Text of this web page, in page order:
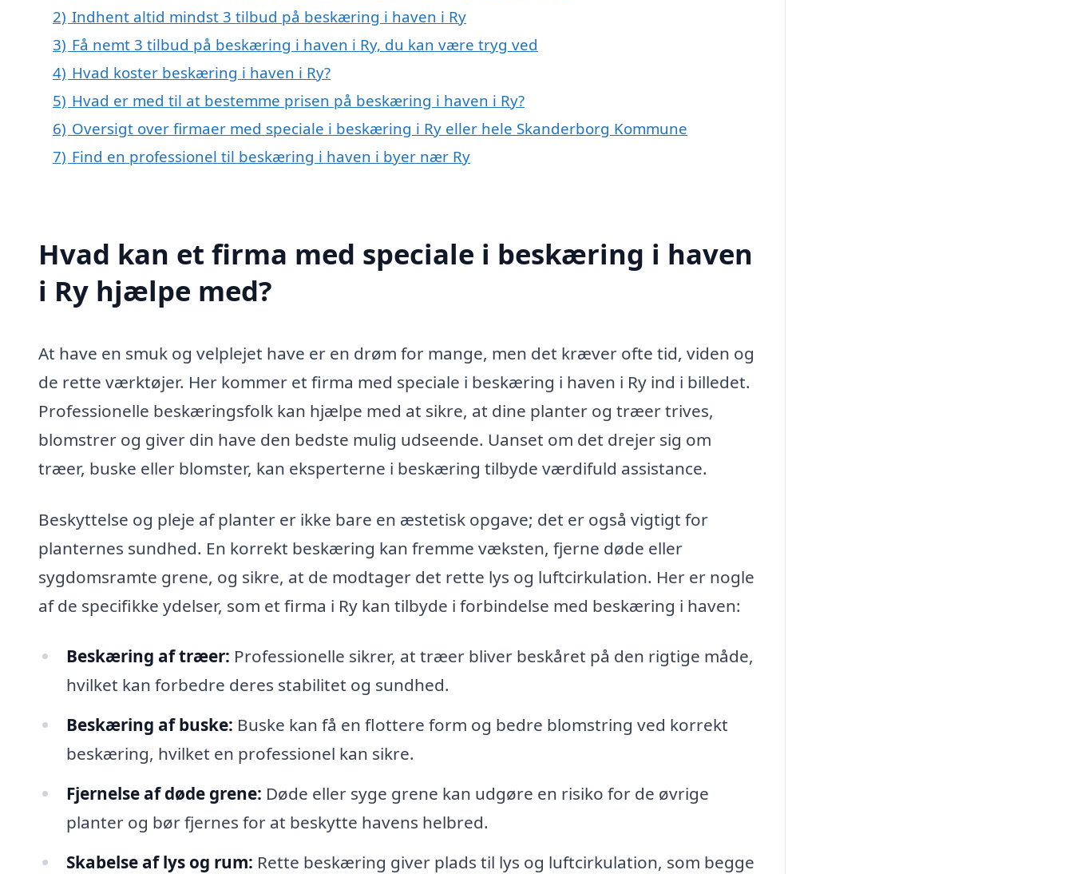
2) Indhent altid mindst 3 tilbud på beskæring i haven i Ry
3) Få nemt 3 tilbud på beskæring i haven i Ry, du kan være tryg ved
4) Hvad koster beskæring i haven i Ry?
5) Hvad er med til at bestemme prisen på beskæring i haven i Ry?
6) Oversigt over firmaer med speciale i beskæring i Ry eller hele Skanderborg Kommune
7) Find en professionel til beskæring i haven i byer nær Ry
Hvad kan et firma med speciale i beskæring i haven
i Ry hjælpe med?
At have en smuk og velplejet have er en drøm for mange, men det kræver ofte tid, viden og
de rette værktøjer. Her kommer et firma med speciale i beskæring i haven i Ry ind i billedet.
Professionelle beskæringsfolk kan hjælpe med at sikre, at dine planter og træer trives,
blomstrer og giver din have den bedste mulig udseende. Uanset om det drejer sig om
træer, buske eller blomster, kan eksperterne i beskæring tilbyde værdifuld assistance.
Beskyttelse og pleje af planter er ikke bare en æstetisk opgave; det er også vigtigt for
planternes sundhed. En korrekt beskæring kan fremme væksten, fjerne døde eller
sygdomsramte grene, og sikre, at de modtager det rette lys og luftcirkulation. Her er nogle
af de specifikke ydelser, som et firma i Ry kan tilbyde i forbindelse med beskæring i haven:
Beskæring af træer: Professionelle sikrer, at træer bliver beskåret på den rigtige måde,
hvilket kan forbedre deres stabilitet og sundhed.
Beskæring af buske: Buske kan få en flottere form og bedre blomstring ved korrekt
beskæring, hvilket en professionel kan sikre.
Fjernelse af døde grene: Døde eller syge grene kan udgøre en risiko for de øvrige
planter og bør fjernes for at beskytte havens helbred.
Skabelse af lys og rum: Rette beskæring giver plads til lys og luftcirkulation, som begge